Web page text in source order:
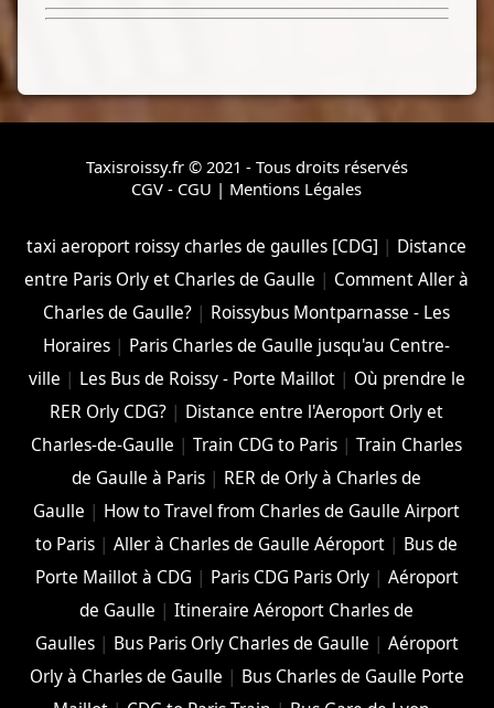
Taxisroissy.fr © 2021 - Tous droits réservés
CGV - CGU | Mentions Légales
taxi aeroport roissy charles de gaulles [CDG] | Distance
entre Paris Orly et Charles de Gaulle | Comment Aller à
Charles de Gaulle? | Roissybus Montparnasse - Les
Horaires | Paris Charles de Gaulle jusqu'au Centre-
ville | Les Bus de Roissy - Porte Maillot| Où prendre le
RER Orly CDG? | Distance entre l'Aeroport Orly et
Charles-de-Gaulle |Train CDG to Paris |Train Charles
de Gaulle à Paris | RER de Orly à Charles de
Gaulle | How to Travel from Charles de Gaulle Airport
to Paris |Aller à Charles de Gaulle Aéroport | Bus de
Porte Maillot à CDG | Paris CDG Paris Orly| Aéroport
de Gaulle |Itineraire Aéroport Charles de
Gaulles| Bus Paris Orly Charles de Gaulle | Aéroport
Orly à Charles de Gaulle | Bus Charles de Gaulle Porte